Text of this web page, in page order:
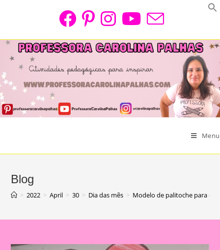
Menu
Blog
> 2022 > April > 30 > Dia das mẽs > Modelo de palitoche para